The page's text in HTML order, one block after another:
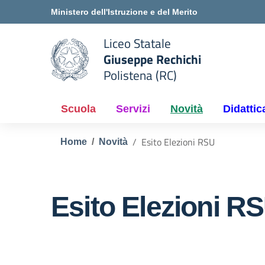
Vai ai contenuti
Vai al menu di navigazioneMinistero dell'Istruzione e del Merito
scuola
Liceo Statale
Giuseppe Rechichi
Polistena (RC)
Scuola Servizi Novità
Home Novità Esito Elezioni RSU
Esito Elezioni